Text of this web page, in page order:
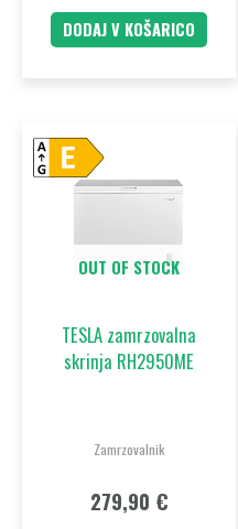
DODAJ V KOŠARICO
OUT OF STOCK
TESLA zamrzovalna
skrinja RH2950ME
Zamrzovalnik
279,90 €